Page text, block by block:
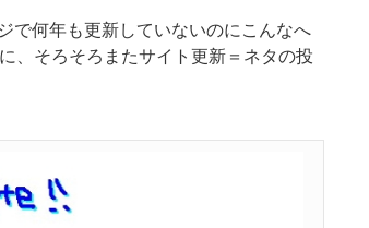
で何年も更新していないのにこんなへ
、そろそろまたサイト更新＝ネタの投